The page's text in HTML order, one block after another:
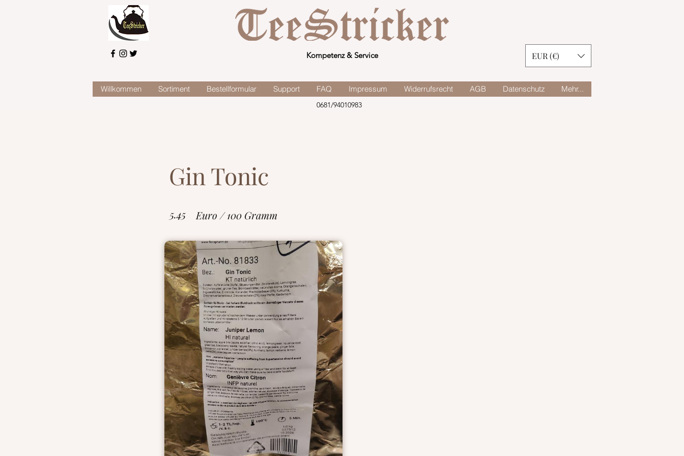
Kompetenz & Service EUR (€)
Willkommen Sortiment Bestellformular Support FAQ Impressum Widerrufsrecht AGB Datenschutz Mehr...
0681/94010983
Gin Tonic
5.45 Euro / 100 Gramm